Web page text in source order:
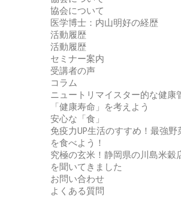
協会について
医学博士：内山明好の経歴
活動履歴
活動履歴
セミナー案内
受講者の声
コラム
ニュートリマイスター的な健康
「健康寿命」を考えよう
安心な「食」
免疫力UP生活のすすめ！最強野
を食べよう！
究極の玄米！静岡県の川島米穀
を聞いてきました
お問い合わせ
よくある質問